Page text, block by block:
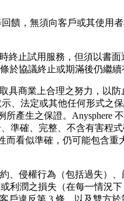
饋，無須向客戶或其使用
止試用服務，但須以書面
於協議終止或期滿後仍繼續
具商業上合理之努力，以
、法定或其他任何形式之
產生之保證。Anysphere
準確、完整、不含有害程式
看似準確，仍可能包含重
、侵權行為（包括過失）
利潤之損失（在每一情況